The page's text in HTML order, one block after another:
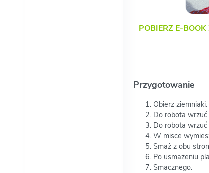
POBIERZ E-
Przygotowanie
Obierz ziemniaki.
Do robota wrzuć
Do robota wrzuć
W misce
Smaż z obu
Po usmażeniu
Smacznego.